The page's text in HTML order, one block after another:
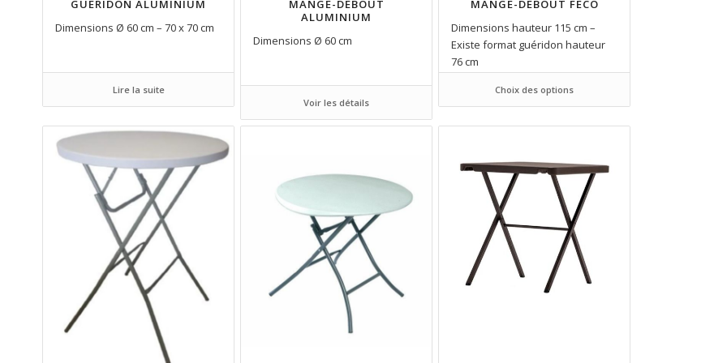
GUÉRIDON ALUMINIUM
Dimensions Ø 60 cm – 70 x 70 cm
Lire la suite
MANGE-DEBOUT
ALUMINIUM
Dimensions Ø 60 cm
Voir les détails
MANGE-DEBOUT FECO
Dimensions hauteur 115 cm –
Existe format guéridon hauteur
76 cm
Choix des options